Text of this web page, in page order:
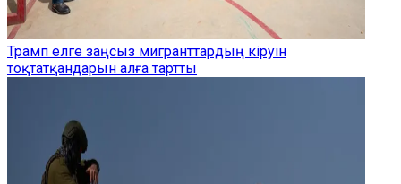
Трамп елге заңсыз мигранттардың кіруін
тоқтатқандарын алға тартты